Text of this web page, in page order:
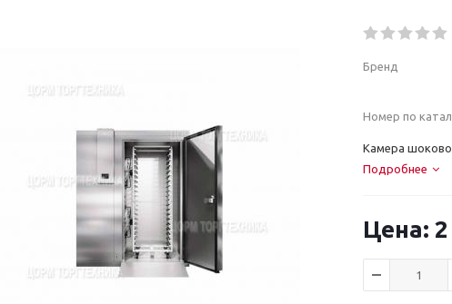
Бренд
Номер по
Камера
Подробнее